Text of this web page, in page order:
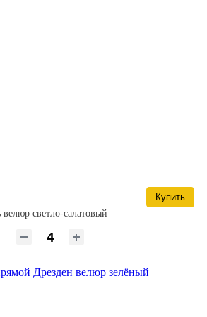
Купить
светло-салатовый